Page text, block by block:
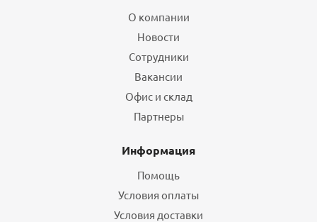
О компании
Новости
Сотрудники
Вакансии
Офис и склад
Партнеры
Информация
Помощь
Условия оплаты
Условия доставки